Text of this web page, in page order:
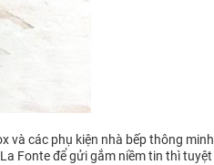
và các phụ kiện nhà bếp thông minh
Fonte để gửi gắm niềm tin thì tuyệt